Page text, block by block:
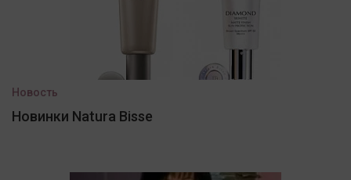
Новость
Новинки Natura Bisse